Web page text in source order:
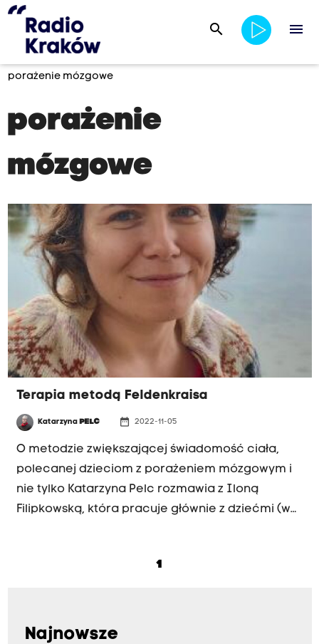
search menu
porażenie mózgowe
porażenie
mózgowe
Terapia metodą Feldenkraisa
Katarzyna PELC date_range 2022-11-05
O metodzie zwiększającej świadomość ciała,
polecanej dzieciom z porażeniem mózgowym i
nie tylko Katarzyna Pelc rozmawia z Iloną
Filipkowską, która pracuje głównie z dziećmi (w
1
Najnowsze